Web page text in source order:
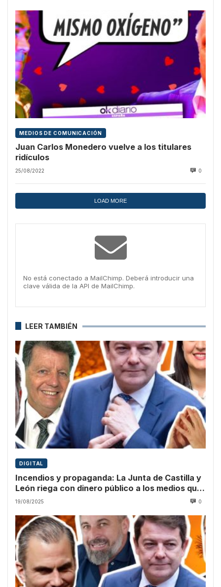
MEDIOS DE COMUNICACIÓN
Juan Carlos Monedero vuelve a los titulares
ridículos
25/08/2022 0
LOAD MORE
No está conectado a MailChimp. Deberá introducir una
clave válida de la API de MailChimp.
LEER TAMBIÉN
DIGITAL
Incendios y propaganda: La Junta de Castilla y
León riega con dinero público a los medios que
culpan a Sánchez
19/08/2025 0